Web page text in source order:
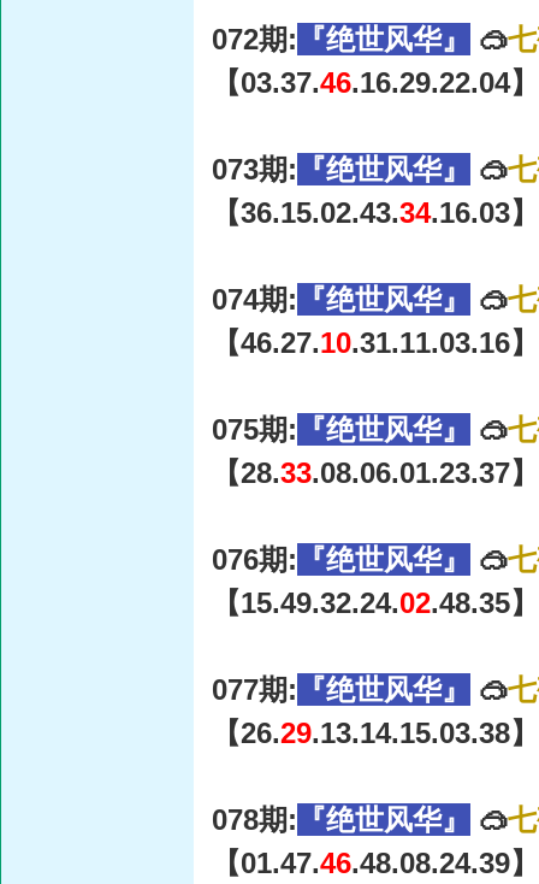
072期: 『绝世风华』 🥽
【03.37.46.16.29.22.04】
073期: 『绝世风华』 🥽
【36.15.02.43.34.16.03】
074期: 『绝世风华』 🥽
【46.27.10.31.11.03.16】
075期: 『绝世风华』 🥽
【28.33.08.06.01.23.37】
076期: 『绝世风华』 🥽
【15.49.32.24.02.48.35】
077期: 『绝世风华』 🥽
【26.29.13.14.15.03.38】
078期: 『绝世风华』 🥽
【01.47.46.48.08.24.39】